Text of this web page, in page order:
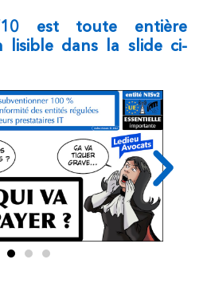
est toute entière
lisible dans la slide ci-